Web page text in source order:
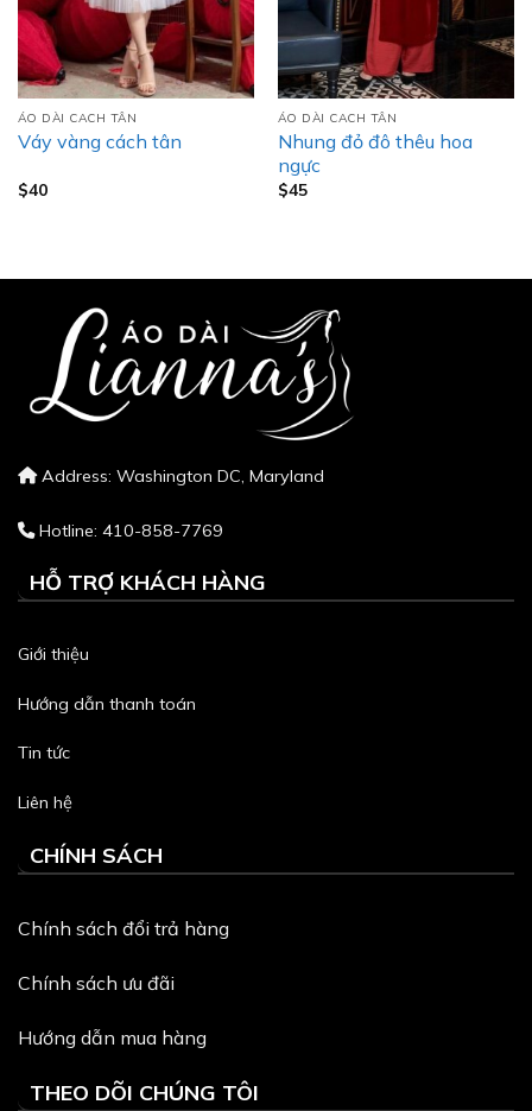
ÁO DÀI CACH TÂN
Váy vàng cách tân
$40
ÁO DÀI CACH TÂN
Nhung đỏ đô thêu hoa
ngực
$45
Address: Washington DC, Maryland
Hotline: 410-858-7769
HỖ TRỢ KHÁCH HÀNG
Giới thiệu
Hướng dẫn thanh toán
Tin tức
Liên hệ
CHÍNH SÁCH
Chính sách đổi trả hàng
Chính sách ưu đãi
Hướng dẫn mua hàng
THEO DÕI CHÚNG TÔI